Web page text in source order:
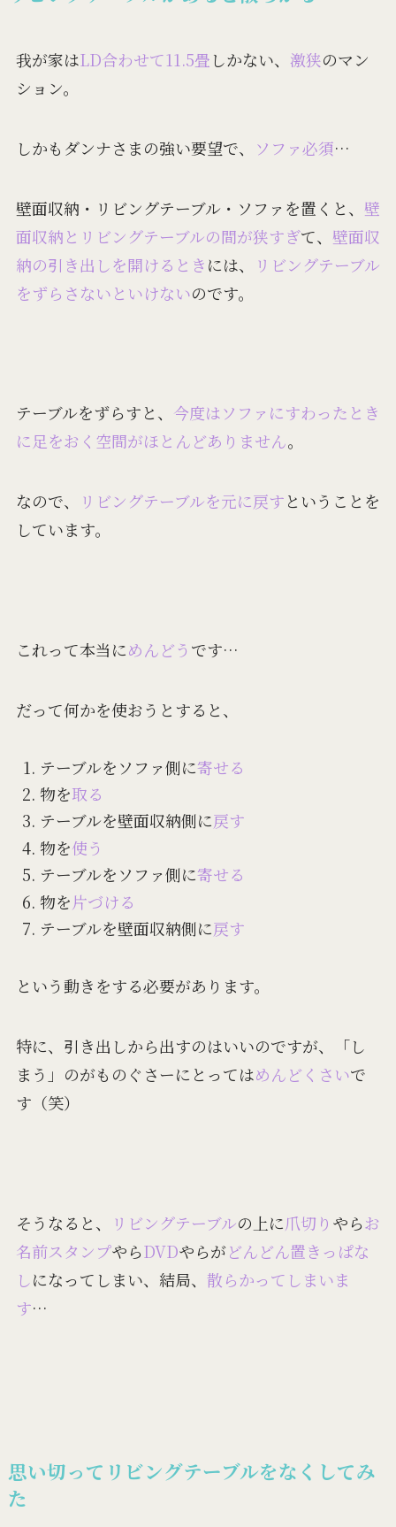
我が家はLD合わせて11.5畳しかない、 激狭のマン
ション。
しかもダンナさまの強い要望で、 ソファ必須…
壁面収納・リビングテーブル・ソファを置くと、 壁
面収納とリビングテーブルの間が狭すぎて、 壁面収
納の引き出しを開けるときには、
リビングテーブル
をずらさないといけないのです。
テーブルをずらすと、 今度はソファにすわったとき
に足をおく空間がほとんどありません。
なので、 リビングテーブルを元に戻すということを
しています。
これって本当にめんどう です…
だって何かを使おうとすると、
テーブルをソファ側に寄せる
物を取る
テーブルを壁面収納側に戻す
物を使う
テーブルをソファ側に寄せる
物を片づける
テーブルを壁面収納側に戻す
という動きをする必要があります。
特に、引き出しから出すのはいいのですが、「し
まう」のがものぐさーにとってはめんどくさいで
す（笑）
そうなると、 リビングテーブルの上に爪切り やらお
名前スタンプやらDVDやらがどんどん置きっぱな
しになってしまい、結局、 散らかってしまいま
す…
思い切ってリビングテーブルをなくしてみ
た